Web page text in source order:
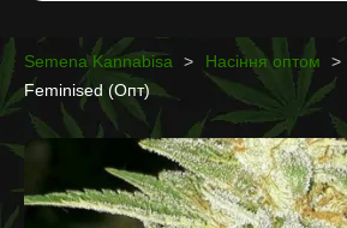
Semena Kannabisa Насіння оптом
Feminised (Опт)